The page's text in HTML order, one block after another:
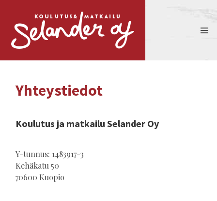
Yhteystiedot
Koulutus ja matkailu Selander Oy
Y-tunnus: 1483917-3
Kehäkatu 50
70600 Kuopio